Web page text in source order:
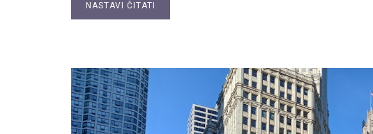
NASTAVI ČITATI